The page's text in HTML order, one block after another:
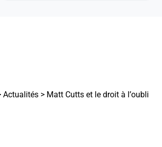
Actualités > Matt Cutts et le droit à l’oubli